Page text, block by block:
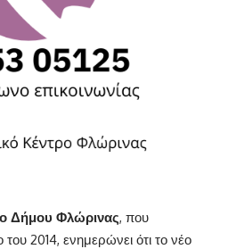
Δήμου Φλώρινας, που
2014, ενημερώνει ότι το νέο